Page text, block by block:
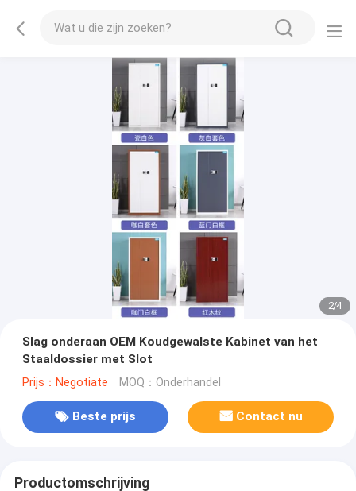
2/4
Slag onderaan OEM Koudgewalste Kabinet van het
Staaldossier met Slot
Prijs：Negotiate MOQ：Onderhandel
Beste prijs Contact nu
Productomschrijving